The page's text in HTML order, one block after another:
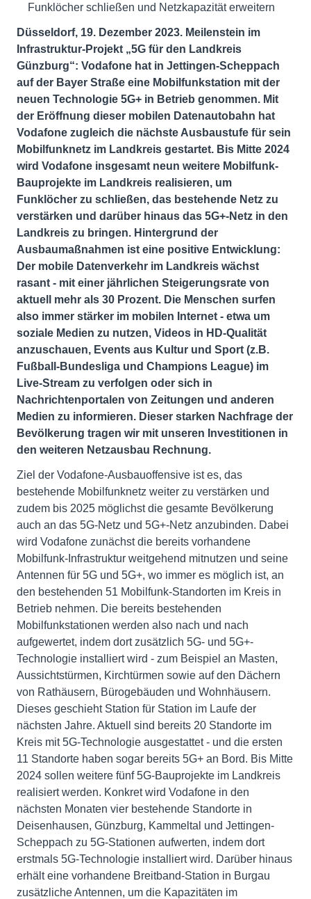
Funklöcher schließen und Netzkapazität erweitern
Düsseldorf, 19. Dezember 2023. Meilenstein im
Infrastruktur-Projekt „5G für den Landkreis
Günzburg“: Vodafone hat in Jettingen-Scheppach
auf der Bayer Straße eine Mobilfunkstation mit der
neuen Technologie 5G+ in Betrieb genommen. Mit
der Eröffnung dieser mobilen Datenautobahn hat
Vodafone zugleich die nächste Ausbaustufe für sein
Mobilfunknetz im Landkreis gestartet. Bis Mitte 2024
wird Vodafone insgesamt neun weitere Mobilfunk-
Bauprojekte im Landkreis realisieren, um
Funklöcher zu schließen, das bestehende Netz zu
verstärken und darüber hinaus das 5G+-Netz in den
Landkreis zu bringen. Hintergrund der
Ausbaumaßnahmen ist eine positive Entwicklung:
Der mobile Datenverkehr im Landkreis wächst
rasant - mit einer jährlichen Steigerungsrate von
aktuell mehr als 30 Prozent. Die Menschen surfen
also immer stärker im mobilen Internet - etwa um
soziale Medien zu nutzen, Videos in HD-Qualität
anzuschauen, Events aus Kultur und Sport (z.B.
Fußball-Bundesliga und Champions League) im
Live-Stream zu verfolgen oder sich in
Nachrichtenportalen von Zeitungen und anderen
Medien zu informieren. Dieser starken Nachfrage der
Bevölkerung tragen wir mit unseren Investitionen in
den weiteren Netzausbau Rechnung.
Ziel der Vodafone-Ausbauoffensive ist es, das
bestehende Mobilfunknetz weiter zu verstärken und
zudem bis 2025 möglichst die gesamte Bevölkerung
auch an das 5G-Netz und 5G+-Netz anzubinden. Dabei
wird Vodafone zunächst die bereits vorhandene
Mobilfunk-Infrastruktur weitgehend mitnutzen und seine
Antennen für 5G und 5G+, wo immer es möglich ist, an
den bestehenden 51 Mobilfunk-Standorten im Kreis in
Betrieb nehmen. Die bereits bestehenden
Mobilfunkstationen werden also nach und nach
aufgewertet, indem dort zusätzlich 5G- und 5G+-
Technologie installiert wird - zum Beispiel an Masten,
Aussichtstürmen, Kirchtürmen sowie auf den Dächern
von Rathäusern, Bürogebäuden und Wohnhäusern.
Dieses geschieht Station für Station im Laufe der
nächsten Jahre. Aktuell sind bereits 20 Standorte im
Kreis mit 5G-Technologie ausgestattet - und die ersten
11 Standorte haben sogar bereits 5G+ an Bord. Bis Mitte
2024 sollen weitere fünf 5G-Bauprojekte im Landkreis
realisiert werden. Konkret wird Vodafone in den
nächsten Monaten vier bestehende Standorte in
Deisenhausen, Günzburg, Kammeltal und Jettingen-
Scheppach zu 5G-Stationen aufwerten, indem dort
erstmals 5G-Technologie installiert wird. Darüber hinaus
erhält eine vorhandene Breitband-Station in Burgau
zusätzliche Antennen, um die Kapazitäten im